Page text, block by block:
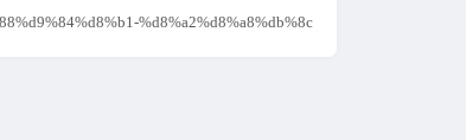
%d8%a2%d8%a8%db%8c/